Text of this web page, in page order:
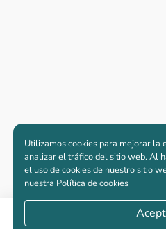
Compartir
Utilizamos cookies para mejorar la
analizar el tráfico del sitio web. Al
el uso de cookies de nuestro sitio
nuestra Política de cookies